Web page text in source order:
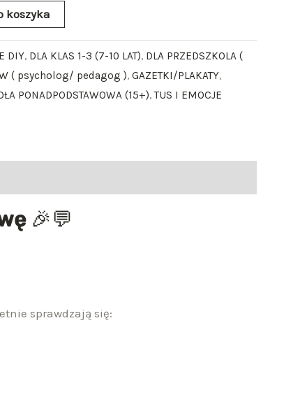
koszyka
DIY, DLA KLAS 1-3 (7-10 LAT), DLA PRZEDSZKOLA (
( psycholog/ pedagog ), GAZETKI/PLAKATY,
PONADPODSTAWOWA (15+),TUS I EMOCJE
🎉💬
sprawdzają się: